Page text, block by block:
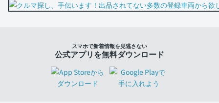
スマホで新着情報を見逃さない
公式アプリを無料ダウンロード